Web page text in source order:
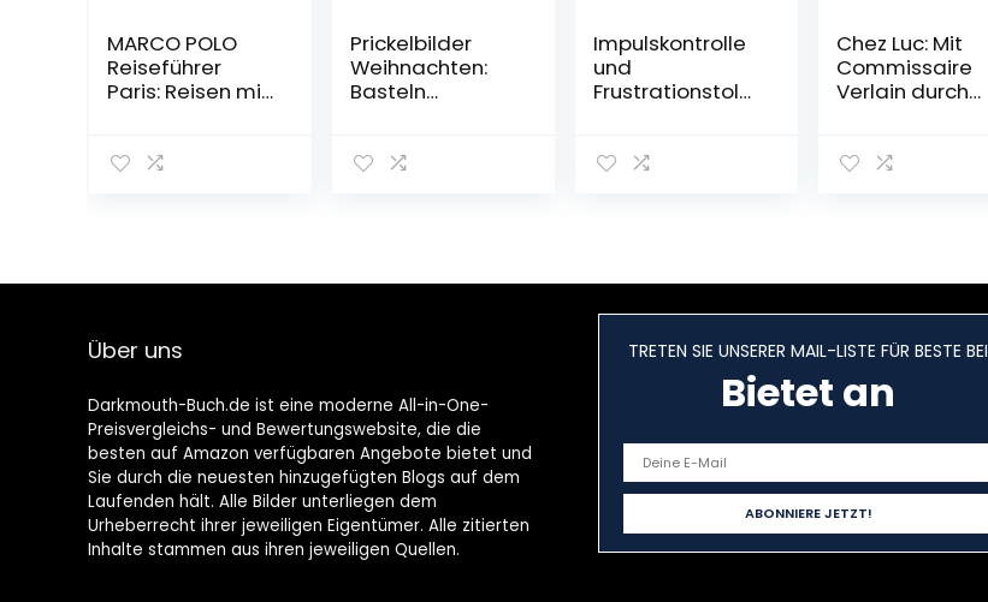
MARCO POLO
Reiseführer
Paris: Reisen mit
Touren-App
Prickelbilder
Weihnachten:
Basteln
Jahren mit 50
als Nikolaus
Prickelset
Taschenbuch –
26. Oktober 2022
Impulskontrolle
und
Frustrationstoler
einfachen
Zusammenlebe
n mit Ihrem
Taschenbuch –
Chez Luc: Mit
Commissaire
Verlain durch
Südwesten. Das
Oktober 2022
Über uns
Darkmouth-Buch.de ist eine moderne All-in-One-
Preisvergleichs- und Bewertungswebsite, die die
besten auf Amazon verfügbaren Angebote bietet und
Sie durch die neuesten hinzugefügten Blogs auf dem
Laufenden hält. Alle Bilder unterliegen dem
Urheberrecht ihrer jeweiligen Eigentümer. Alle zitierten
Inhalte stammen aus ihren jeweiligen Quellen.
TRETEN SIE UNSERER MAIL-LISTE FÜR BESTE BEI
Bietet an